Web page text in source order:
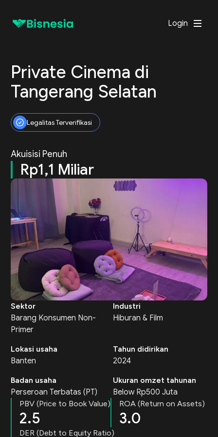
Login
Private Cinema di
Tangerang Selatan
Legalitas Terverifikasi
Akuisisi Penuh
Rp1,1 Miliar
Sektor
Barang Konsumen Non-
Primer
Industri
Hiburan & Film
Lokasi usaha
Banten
Tahun didirikan
2024
Badan usaha
Perseroan Terbatas (PT)
Ukuran omzet tahunan
Below Rp500 Juta
PBV (Price to Book Value)
2.5
ROA (Return on Assets)
3.0
DER (Debt to Equity Ratio)